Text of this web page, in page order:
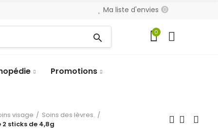
Ma liste d'envies 0
search 0
Promotions
visage
Soins des lèvres.
2 sticks de 4,8g